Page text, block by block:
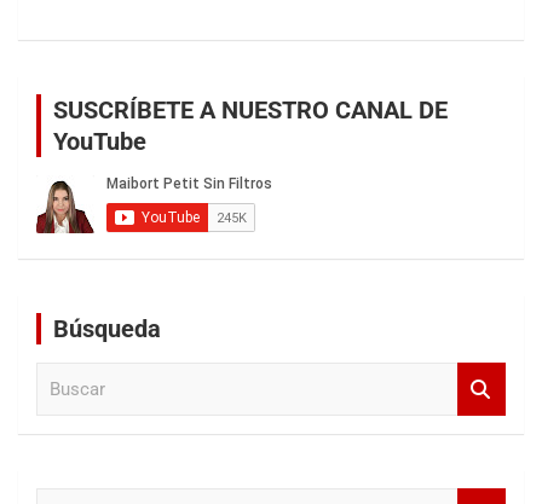
SUSCRÍBETE A NUESTRO CANAL DE
YouTube
Búsqueda